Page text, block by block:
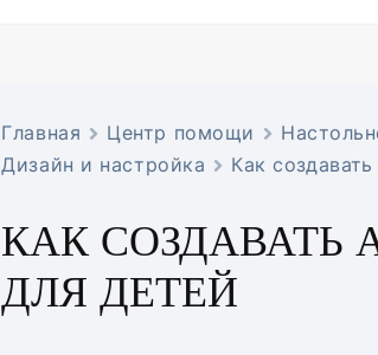
Главная Центр помощи
Дизайн и настройка
Как
КАК СОЗДАВАТЬ
ДЛЯ ДЕТЕЙ